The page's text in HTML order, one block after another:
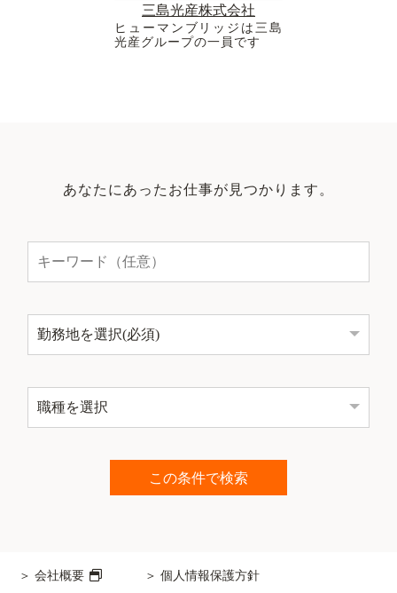
三島光産株式会社
ヒューマンブリッジは三島
光産グループの一員です
あなたにあったお仕事が見つかります。
会社概要 個人情報保護方針